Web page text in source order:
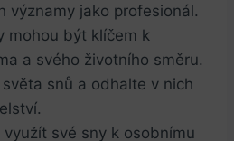
významy jako profesionál.
mohou být klíčem k
a svého životního směru.
snů a odhalte v nich